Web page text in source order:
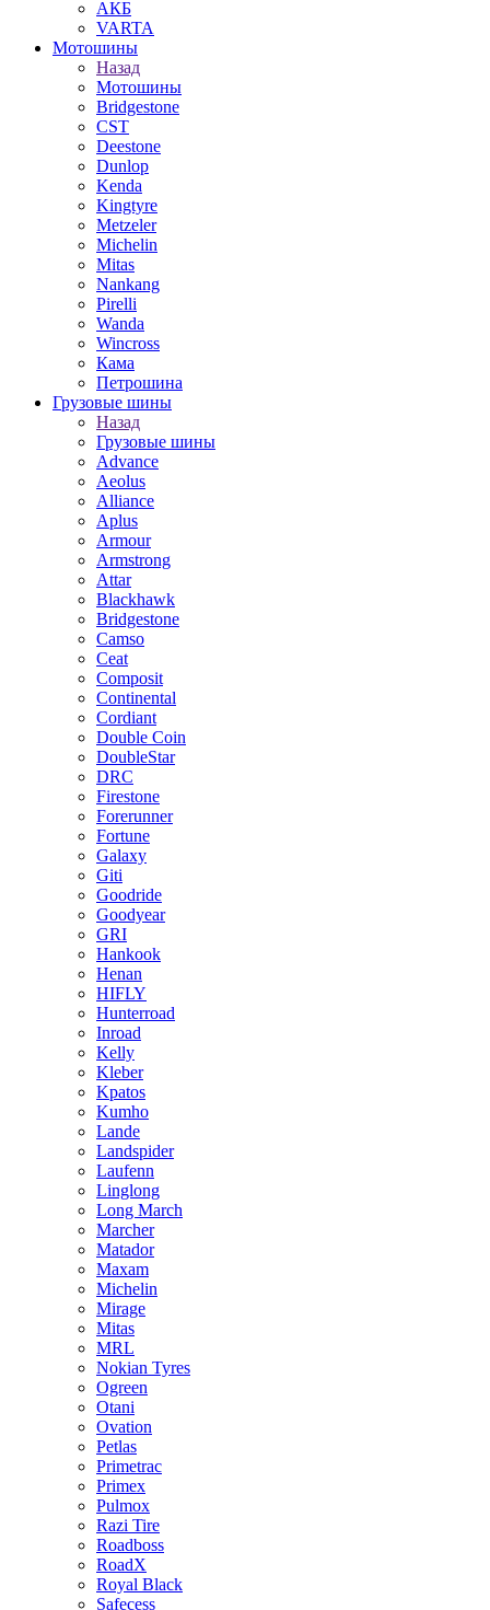
АКБ
VARTA
Мотошины
Назад
Мотошины
Bridgestone
CST
Deestone
Dunlop
Kenda
Kingtyre
Metzeler
Michelin
Mitas
Nankang
Pirelli
Wanda
Wincross
Кама
Петрошина
Грузовые шины
Назад
Грузовые шины
Advance
Aeolus
Alliance
Aplus
Armour
Armstrong
Attar
Blackhawk
Bridgestone
Camso
Ceat
Composit
Continental
Cordiant
Double Coin
DoubleStar
DRC
Firestone
Forerunner
Fortune
Galaxy
Giti
Goodride
Goodyear
GRI
Hankook
Henan
HIFLY
Hunterroad
Inroad
Kelly
Kleber
Kpatos
Kumho
Lande
Landspider
Laufenn
Linglong
Long March
Marcher
Matador
Maxam
Michelin
Mirage
Mitas
MRL
Nokian Tyres
Ogreen
Otani
Ovation
Petlas
Primetrac
Primex
Pulmox
Razi Tire
Roadboss
RoadX
Royal Black
Safecess